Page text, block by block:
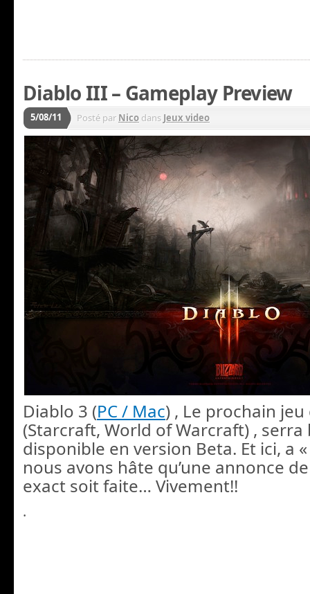
Diablo III – Gameplay Preview
5/08/11 Posté par Nico dans Jeux video
Diablo 3 (PC / Mac) , Le prochain
(Starcraft, World of Warcraft) ,
disponible en version Beta. Et ici, a
nous avons hâte qu’une annonce
exact soit faite… Vivement!!
.